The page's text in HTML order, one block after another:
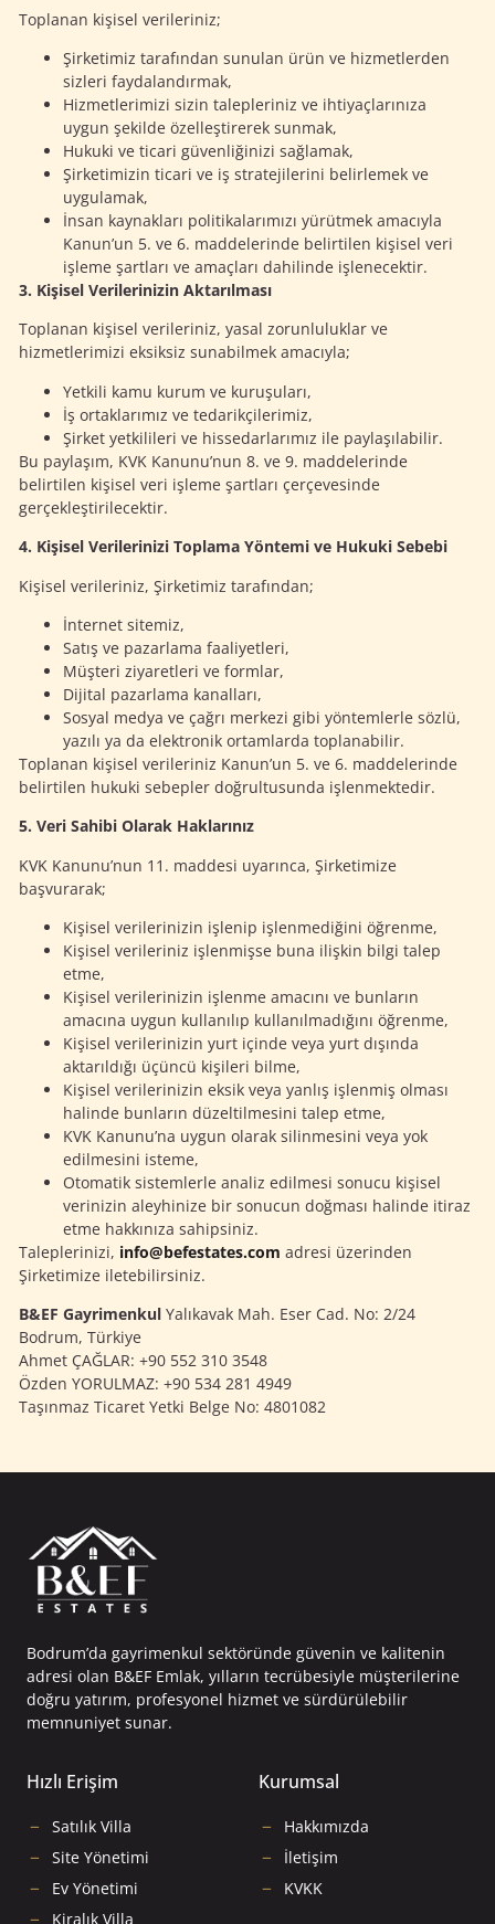
Toplanan kişisel verileriniz;
Şirketimiz tarafından sunulan ürün ve hizmetlerden
sizleri faydalandırmak,
Hizmetlerimizi sizin talepleriniz ve ihtiyaçlarınıza
uygun şekilde özelleştirerek sunmak,
Hukuki ve ticari güvenliğinizi sağlamak,
Şirketimizin ticari ve iş stratejilerini belirlemek ve
uygulamak,
İnsan kaynakları politikalarımızı yürütmek amacıyla
Kanun’un 5. ve 6. maddelerinde belirtilen kişisel veri
işleme şartları ve amaçları dahilinde işlenecektir.
3. Kişisel Verilerinizin Aktarılması
Toplanan kişisel verileriniz, yasal zorunluluklar ve
hizmetlerimizi eksiksiz sunabilmek amacıyla;
Yetkili kamu kurum ve kuruşuları,
İş ortaklarımız ve tedarikçilerimiz,
Şirket yetkilileri ve hissedarlarımız ile paylaşılabilir.
Bu paylaşım, KVK Kanunu’nun 8. ve 9. maddelerinde
belirtilen kişisel veri işleme şartları çerçevesinde
gerçekleştirilecektir.
4. Kişisel Verilerinizi Toplama Yöntemi ve Hukuki Sebebi
Kişisel verileriniz, Şirketimiz tarafından;
İnternet sitemiz,
Satış ve pazarlama faaliyetleri,
Müşteri ziyaretleri ve formlar,
Dijital pazarlama kanalları,
Sosyal medya ve çağrı merkezi gibi yöntemlerle sözlü,
yazılı ya da elektronik ortamlarda toplanabilir.
Toplanan kişisel verileriniz Kanun’un 5. ve 6. maddelerinde
belirtilen hukuki sebepler doğrultusunda işlenmektedir.
5. Veri Sahibi Olarak Haklarınız
KVK Kanunu’nun 11. maddesi uyarınca, Şirketimize
başvurarak;
Kişisel verilerinizin işlenip işlenmediğini öğrenme,
Kişisel verileriniz işlenmişse buna ilişkin bilgi talep
etme,
Kişisel verilerinizin işlenme amacını ve bunların
amacına uygun kullanılıp kullanılmadığını öğrenme,
Kişisel verilerinizin yurt içinde veya yurt dışında
aktarıldığı üçüncü kişileri bilme,
Kişisel verilerinizin eksik veya yanlış işlenmiş olması
halinde bunların düzeltilmesini talep etme,
KVK Kanunu’na uygun olarak silinmesini veya yok
edilmesini isteme,
Otomatik sistemlerle analiz edilmesi sonucu kişisel
verinizin aleyhinize bir sonucun doğması halinde itiraz
etme hakkınıza sahipsiniz.
Taleplerinizi, info@befestates.com adresi üzerinden
Şirketimize iletebilirsiniz.
B&EF Gayrimenkul Yalıkavak Mah. Eser Cad. No: 2/24
Bodrum, Türkiye
Ahmet ÇAĞLAR: +90 552 310 3548
Özden YORULMAZ: +90 534 281 4949
Taşınmaz Ticaret Yetki Belge No: 4801082
Bodrum’da gayrimenkul sektöründe güvenin ve kalitenin
adresi olan B&EF Emlak, yılların tecrübesiyle müşterilerine
doğru yatırım, profesyonel hizmet ve sürdürülebilir
memnuniyet sunar.
Hızlı Erişim
Satılık Villa
Site Yönetimi
Ev Yönetimi
Kiralık Villa
Kurumsal
Hakkımızda
İletişim
KVKK